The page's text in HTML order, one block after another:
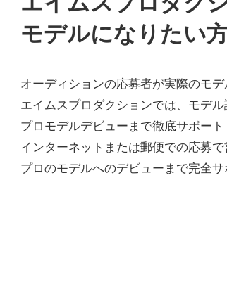
モデルになりたい
オーディションの応募者が実際のモ
エイムスプロダクションでは、モデル
プロモデルデビューまで徹底サポート
インターネットまたは郵便での応募
プロのモデルへのデビューまで完全サ